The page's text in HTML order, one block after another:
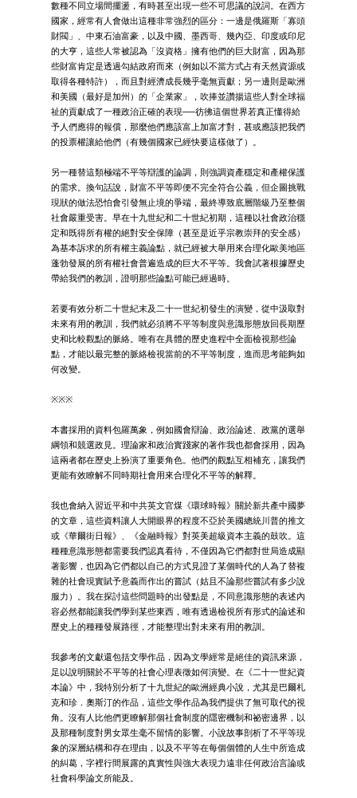
數種不同立場間擺盪，有時甚至出現一些不可思議的說詞。在西方
國家，經常有人會做出這種非常強烈的區分：一邊是俄羅斯「寡頭
財閥」、中東石油富豪，以及中國、墨西哥、幾內亞、印度或印尼
的大亨，這些人常被認為「沒資格」擁有他們的巨大財富，因為那
些財富肯定是透過勾結政府而來（例如以不當方式占有天然資源或
取得各種特許），而且對經濟成長幾乎毫無貢獻；另一邊則是歐洲
和美國（最好是加州）的「企業家」，吹捧並讚揚這些人對全球福
祉的貢獻成了一種政治正確的表現──彷彿這個世界若真正懂得給
予人們應得的報償，那麼他們應該富上加富才對，甚或應該把我們
的投票權讓給他們（有幾個國家已經快要這樣做了）。
另一種替這類極端不平等辯護的論調，則強調資產穩定和產權保護
的需求。換句話說，財富不平等即便不完全符合公義，但企圖挑戰
現狀的做法恐怕會引發無止境的爭端，最終導致底層階級乃至整個
社會嚴重受害。早在十九世紀和二十世紀初期，這種以社會政治穩
定和既得所有權的絕對安全保障（甚至是近乎宗教崇拜的安全感）
為基本訴求的所有權主義論點，就已經被大舉用來合理化歐美地區
蓬勃發展的所有權社會普遍造成的巨大不平等。我會試著根據歷史
帶給我們的教訓，證明那些論點可能已經過時。
若要有效分析二十世紀末及二十一世紀初發生的演變，從中汲取對
未來有用的教訓，我們就必須將不平等制度與意識形態放回長期歷
史和比較觀點的脈絡。唯有在具體的歷史進程中全面檢視那些論
點，才能以最完整的脈絡檢視當前的不平等制度，進而思考能夠如
何改變。
※※※
本書採用的資料包羅萬象，例如國會辯論、政治論述、政黨的選舉
綱領和競選政見。理論家和政治實踐家的著作我也都會採用，因為
這兩者都在歷史上扮演了重要角色。他們的觀點互相補充，讓我們
更能有效瞭解不同時期社會用來合理化不平等的解釋。
我也會納入習近平和中共英文官煤《環球時報》關於新共產中國夢
的文章，這些資料讓人大開眼界的程度不亞於美國總統川普的推文
或《華爾街日報》、《金融時報》對英美超級資本主義的鼓吹。這
種種意識形態都需要我們認真看待，不僅因為它們都對世局造成顯
著影響，也因為它們都以自己的方式見證了某個時代的人為了替複
雜的社會現實賦予意義而作出的嘗試（姑且不論那些嘗試有多少說
服力）。我在探討這些問題時的出發點是，不同意識形態的表述內
容必然都能讓我們學到某些東西，唯有透過檢視所有形式的論述和
歷史上的種種發展路徑，才能整理出對未來有用的教訓。
我參考的文獻還包括文學作品，因為文學經常是絕佳的資訊來源，
足以說明關於不平等的社會心理表徵如何演變。在《二十一世紀資
本論》中，我特別分析了十九世紀的歐洲經典小說，尤其是巴爾札
克和珍．奧斯汀的作品，這些文學作品為我們提供了無可取代的視
角。沒有人比他們更瞭解那個社會制度的隱密機制和祕密邊界，以
及那種制度對男女眾生毫不留情的影響。小說故事剖析了不平等現
象的深層結構和存在理由，以及不平等在每個個體的人生中所造成
的糾葛，字裡行間展露的真實性與強大表現力遠非任何政治言論或
社會科學論文所能及。